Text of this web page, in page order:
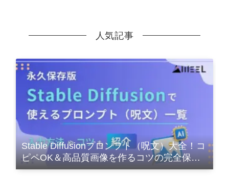
人気記事
Stable Diffusionプロンプト（呪文）大全！コ
ピペOK＆高品質画像を作るコツの完全保存
版